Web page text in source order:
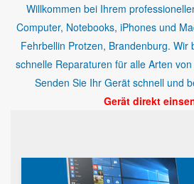
Willkommen bei Ihrem
Computer, Notebooks, iPhones und
Fehrbellin Protzen, Brandenburg. Wir
schnelle Reparaturen für alle Arten
Senden Sie Ihr Gerät schnell und
Gerät direkt